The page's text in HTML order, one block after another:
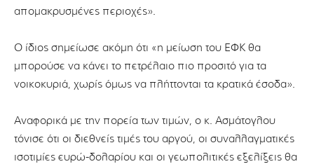
απομακρυσμένες περιοχές».
Ο ίδιος σημείωσε ακόμη ότι «η μείωση του ΕΦΚ θα
μπορούσε να κάνει το πετρέλαιο πιο προσιτό για τα
νοικοκυριά, χωρίς όμως να πλήττονται τα κρατικά έσοδα».
Αναφορικά με την πορεία των τιμών, ο κ. Ασμάτογλου
τόνισε ότι οι διεθνείς τιμές του αργού, οι συναλλαγματικές
ισοτιμίες ευρώ-δολαρίου και οι γεωπολιτικές εξελίξεις θα